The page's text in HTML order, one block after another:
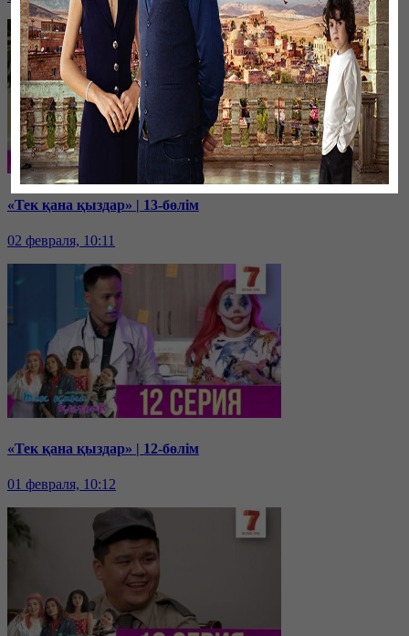
«Тек қана қыздар» | 13-бөлім
02 февраля, 10:11
«Тек қана қыздар» | 12-бөлім
01 февраля, 10:12